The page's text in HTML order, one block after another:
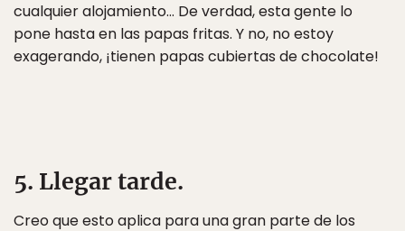
cualquier alojamiento… De verdad, esta gente lo
pone hasta en las papas fritas. Y no, no estoy
exagerando, ¡tienen papas cubiertas de chocolate!
5. Llegar tarde.
Creo que esto aplica para una gran parte de los